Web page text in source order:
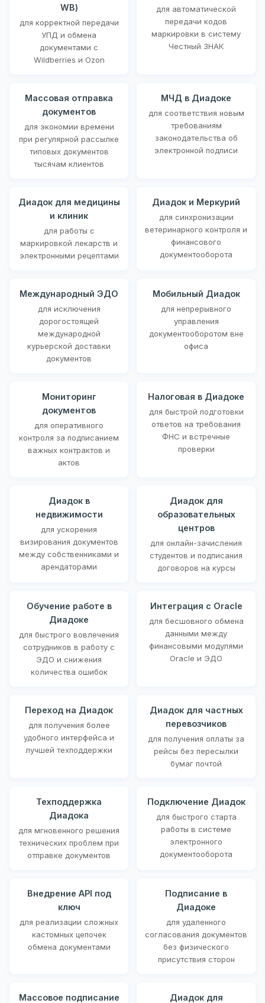
WB)
для корректной передачи
УПД и обмена
документами с
Wildberries и Ozon
для автоматической
передачи кодов
маркировки в систему
Честный ЗНАК
Массовая отправка
документов
для экономии времени
при регулярной рассылке
типовых документов
тысячам клиентов
МЧД в Диадоке
для соответствия новым
требованиям
законодательства об
электронной подписи
Диадок для медицины
и клиник
для работы с
маркировкой лекарств и
электронными рецептами
Диадок и Меркурий
для синхронизации
ветеринарного контроля и
финансового
документооборота
Международный ЭДО
для исключения
дорогостоящей
международной
курьерской доставки
документов
Мобильный Диадок
для непрерывного
управления
документооборотом вне
офиса
Мониторинг
документов
для оперативного
контроля за подписанием
важных контрактов и
актов
Налоговая в Диадоке
для быстрой подготовки
ответов на требования
ФНС и встречные
проверки
Диадок в
недвижимости
для ускорения
визирования документов
между собственниками и
арендаторами
Диадок для
образовательных
центров
для онлайн-зачисления
студентов и подписания
договоров на курсы
Обучение работе в
Диадоке
для быстрого вовлечения
сотрудников в работу с
ЭДО и снижения
количества ошибок
Интеграция с Oracle
для бесшовного обмена
данными между
финансовыми модулями
Oracle и ЭДО
Переход на Диадок
для получения более
удобного интерфейса и
лучшей техподдержки
Диадок для частных
перевозчиков
для получения оплаты за
рейсы без пересылки
бумаг почтой
Техподдержка
Диадока
для мгновенного решения
технических проблем при
отправке документов
Подключение Диадок
для быстрого старта
работы в системе
электронного
документооборота
Внедрение API под
ключ
для реализации сложных
кастомных цепочек
обмена документами
Подписание в
Диадоке
для удаленного
согласования документов
без физического
присутствия сторон
Массовое подписание
Диадок для